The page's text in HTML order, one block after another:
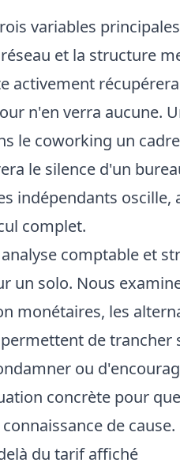
variables
et la structure
activement
n'en verra aucune.
le coworking un
le silence d'un
indépendants oscille,
complet.
comptable et
un solo. Nous
monétaires, les
de trancher
ou
concrète pour
de cause.
du tarif affiché